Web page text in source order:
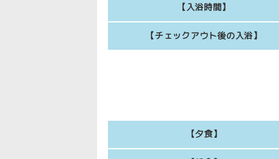
【入浴時間】
【チェックアウト後の入浴】
【夕食】